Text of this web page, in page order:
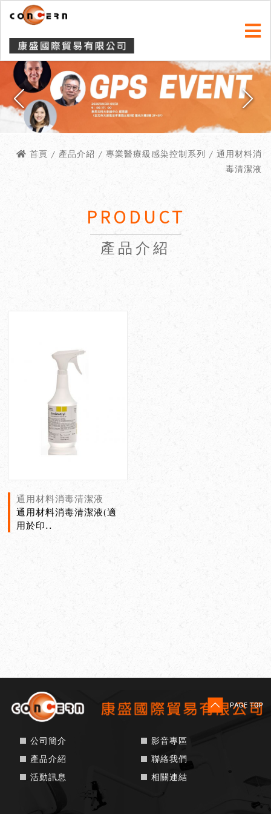
首頁 / 產品介紹 / 專業醫療級感染控制系列 / 通用材料消
毒清潔液
PRODUCT
產品介紹
通用材料消毒清潔液
通用材料消毒清潔液(適
用於印..
公司簡介
產品介紹
活動訊息
影音專區
聯絡我們
相關連結